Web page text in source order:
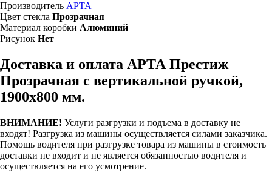
Производитель АРТА
Цвет стекла Прозрачная
Материал коробки Алюминий
Рисунок Нет
Доставка и оплата АРТА Престиж
Прозрачная с вертикальной ручкой,
1900х800 мм.
ВНИМАНИЕ! Услуги разгрузки и подъема в доставку не
входят! Разгрузка из машины осуществляется силами заказчика.
Помощь водителя при разгрузке товара из машины в стоимость
доставки не входит и не является обязанностью водителя и
осуществляется на его усмотрение.